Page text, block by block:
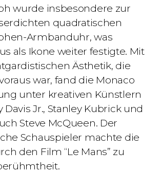
wurde insbesondere zur
quadratischen
Armbanduhr, was
als Ikone weiter festigte. Mit
Ästhetik, die
war, fand die Monaco
unter kreativen Künstlern
Davis Jr., Stanley Kubrick und
Steve McQueen. Der
Schauspieler machte die
den Film “Le Mans” zu